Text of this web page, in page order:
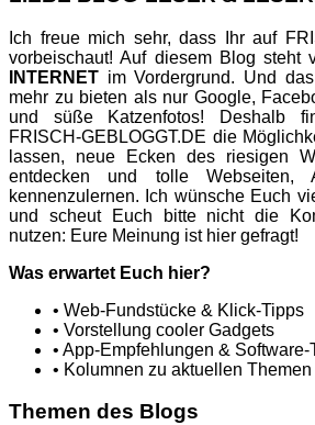
Ich freue mich sehr, dass Ihr auf
vorbeischaut! Auf diesem Blog steht
INTERNET im Vordergrund. Und
mehr zu bieten als nur Google,
und süße Katzenfotos! Deshalb
FRISCH-GEBLOGGT.DE die
lassen, neue Ecken des riesigen
entdecken und tolle Webseiten,
kennenzulernen. Ich wünsche Euch
und scheut Euch bitte nicht die
nutzen: Eure Meinung ist hier gefragt!
Was erwartet Euch hier?
• Web-Fundstücke & Klick-Tipps
• Vorstellung cooler Gadgets
• App-Empfehlungen & Software-
• Kolumnen zu aktuellen Themen
Themen des Blogs